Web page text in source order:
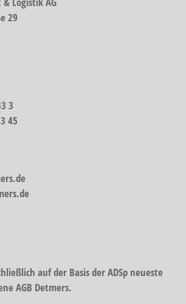
29
3
45
auf der Basis der ADSp neueste
AGB Detmers.